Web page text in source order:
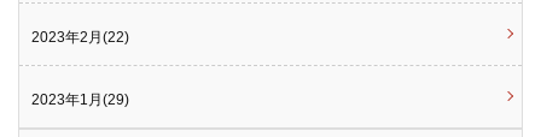
2023年2月(22)
2023年1月(29)